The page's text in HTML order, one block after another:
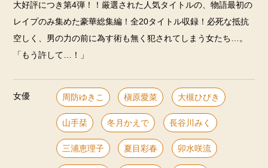
大好評につき第4弾！！厳選された人気タイトルの、物語最初の
レイプのみ集めた豪華総集編！全20タイトル収録！必死な抵抗
空しく、男の力の前に為す術も無く犯されてしまう女たち…。
「もう許して…！」
女優 周防ゆきこ 槇原愛菜 大槻ひびき
山手栞 冬月かえで 長谷川みく
三浦恵理子 夏目彩春 卯水咲流